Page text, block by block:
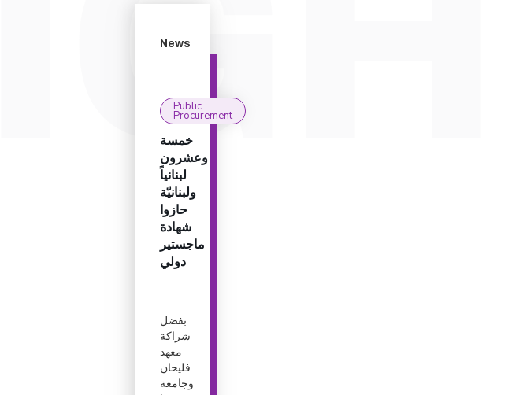
News
Public
Procurement
خمسة
وعشرون
لبنانياً
ولبنانيّة
حازوا
شهادة
ماجستير
دولي
بفضل
شراكة
معهد
فليحان
وجامعة